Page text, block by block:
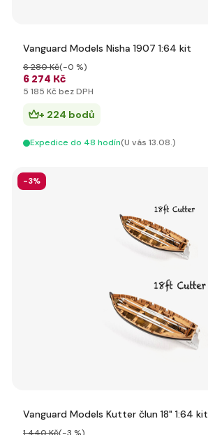
Vanguard Models Nisha 1907 1:64 kit
6 274 Kč
6 280 Kč(-0 %)
5 185 Kč bez DPH
+ 224 bodů
Expedice do 48 hodín(U vás 13.08.)
-3%
Vanguard Models Kutter člun 18" 1:64 kit